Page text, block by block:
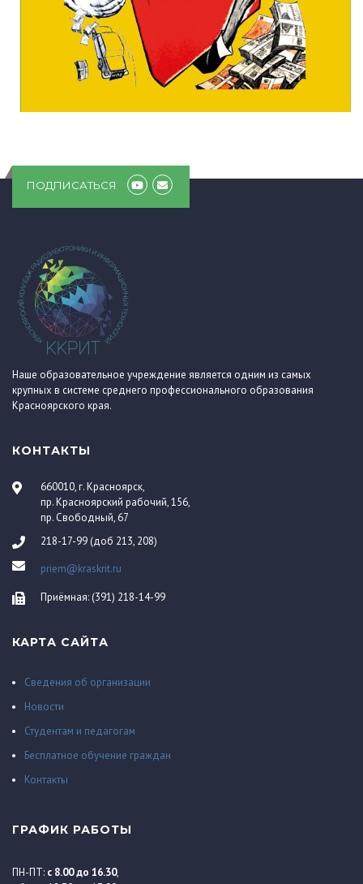
ПОДПИСАТЬСЯ
Наше образовательное учреждение является одним из самых
крупных в системе среднего профессионального образования
Красноярского края.
КОНТАКТЫ
660010, г. Красноярск,
пр. Красноярский рабочий, 156,
пр. Свободный, 67
218-17-99 (доб 213, 208)
priem@kraskrit.ru
Приёмная: (391) 218-14-99
КАРТА САЙТА
Сведения об организации
Новости
Студентам и педагогам
Бесплатное обучение граждан
Контакты
ГРАФИК РАБОТЫ
ПН-ПТ: с 8.00 до 16.30,